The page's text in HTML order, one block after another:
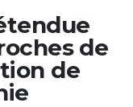
de
de